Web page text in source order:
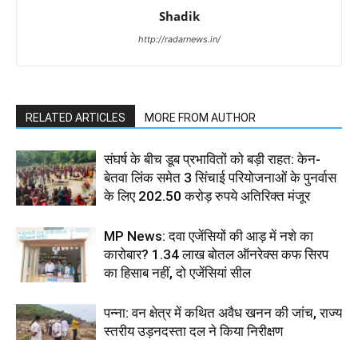
Shadik
http://radarnews.in/
RELATED ARTICLES MORE FROM AUTHOR
संघर्ष के बीच डूब प्रभावितों को बड़ी राहत: केन-
बेतवा लिंक समेत 3 सिंचाई परियोजनाओं के पुनर्वास
के लिए 202.50 करोड़ रुपये अतिरिक्त मंजूर
MP News: दवा एजेंसियों की आड़ में नशे का
कारोबार? 1.34 लाख बोतल ऑनरेक्स कफ सिरप
का हिसाब नहीं, दो एजेंसियां सील
पन्ना: वन क्षेत्र में कथित अवैध खनन की जांच, राज्य
स्तरीय उड़नदस्ता दल ने किया निरीक्षण